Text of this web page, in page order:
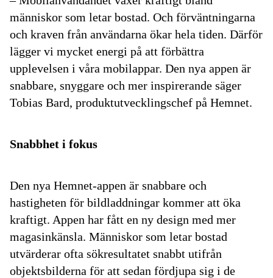
människor som letar bostad. Och förväntningarna
och kraven från användarna ökar hela tiden. Därför
lägger vi mycket energi på att förbättra
upplevelsen i våra mobilappar. Den nya appen är
snabbare, snyggare och mer inspirerande säger
Tobias Bard, produktutvecklingschef på Hemnet.
Snabbhet i fokus
Den nya Hemnet-appen är snabbare och
hastigheten för bildladdningar kommer att öka
kraftigt. Appen har fått en ny design med mer
magasinkänsla. Människor som letar bostad
utvärderar ofta sökresultatet snabbt utifrån
objektsbilderna för att sedan fördjupa sig i de